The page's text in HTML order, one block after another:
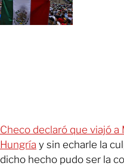
Checo declaró que viajó
Hungría y sin echarle la
dicho hecho pudo ser la